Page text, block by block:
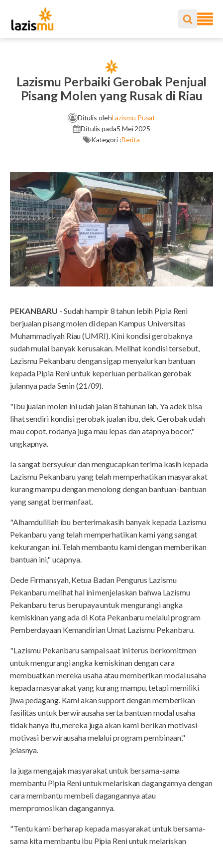
Lazismu Perbaiki Gerobak Penjual
Pisang Molen yang Rusak di Riau
Ditulis olehLazismu Pusat
Ditulis pada5 Mei 2025
Kategori :Berita
PEKANBARU - Sudah hampir 8 tahun lebih Pipia Reni
berjualan pisang molen di depan Kampus Universitas
Muhammadiyah Riau (UMRI). Kini kondisi gerobaknya
sudah mulai banyak kerusakan. Melihat kondisi tersebut,
Lazismu Pekanbaru dengan sigap menyalurkan bantuan
kepada Pipia Reni untuk keperluan perbaikan gerobak
julannya pada Senin (21/09).
"Ibu jualan molen ini udah jalan 8 tahunan lah. Ya adek bisa
lihat sendiri kondisi gerobak jualan ibu, dek. Gerobak udah
mau copot, rodanya juga mau lepas dan atapnya bocor,"
ungkapnya.
Ia sangat bersyukur dan mengucapkan terima kasih kepada
Lazismu Pekanbaru yang telah memperhatikan masyarakat
kurang mampu dengan menolong dengan bantuan-bantuan
yang sangat bermanfaat.
"Alhamdulillah ibu berterimakasih banyak kepada Lazismu
Pekanbaru yang telah memperhatikan kami yang sangat
kekurangan ini. Telah membantu kami dengan memberikan
bantuan ini," ucapnya.
Dede Firmansyah, Ketua Badan Pengurus Lazismu
Pekanbaru melihat hal ini menjelaskan bahwa Lazismu
Pekanbaru terus berupaya untuk mengurangi angka
kemiskinan yang ada di Kota Pekanbaru melalui program
Pemberdayaan Kemandirian Umat Lazismu Pekanbaru.
"Lazismu Pekanbaru sampai saat ini terus berkomitmen
untuk mengurangi angka kemiskinan dengan cara
membuatkan mereka usaha atau memberikan modal usaha
kepada masyarakat yang kurang mampu, tetapi memiliki
jiwa pedagang. Kami akan support dengan memberikan
fasilitas untuk berwirausaha serta bantuan modal usaha
tidak hanya itu, mereka juga akan kami berikan motivasi-
motivasi berwirausaha melalui program pembinaan,"
jelasnya.
Ia juga mengajak masyarakat untuk bersama-sama
membantu Pipia Reni untuk melariskan dagangannya dengan
cara membantu membeli dagangannya atau
mempromosikan dagangannya.
"Tentu kami berharap kepada masyarakat untuk bersama-
sama kita membantu ibu Pipia Reni untuk melariskan